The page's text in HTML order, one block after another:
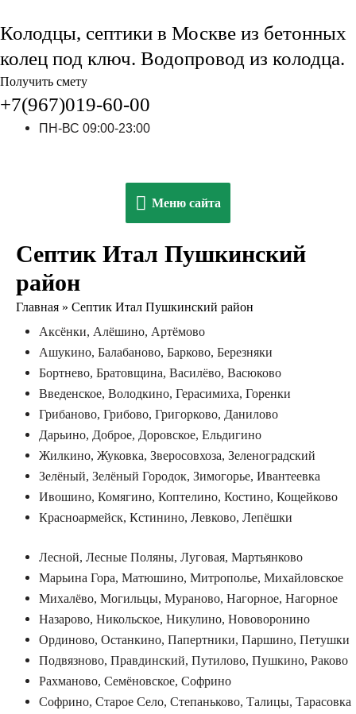
Колодцы, септики в Москве из бетонных
колец под ключ. Водопровод из колодца.
Получить смету
+7(967)019-60-00
ПН-ВС 09:00-23:00
Меню
Меню сайта
Септик Итал Пушкинский
район
Главная » Септик Итал Пушкинский район
Аксёнки, Алёшино, Артёмово
Ашукино, Балабаново, Барково, Березняки
Бортнево, Братовщина, Василёво, Васюково
Введенское, Володкино, Герасимиха, Горенки
Грибаново, Грибово, Григорково, Данилово
Дарьино, Доброе, Доровское, Ельдигино
Жилкино, Жуковка, Зверосовхоза, Зеленоградский
Зелёный, Зелёный Городок, Зимогорье, Ивантеевка
Ивошино, Комягино, Коптелино, Костино, Кощейково
Красноармейск, Кстинино, Левково, Лепёшки
Лесной, Лесные Поляны, Луговая, Мартьянково
Марьина Гора, Матюшино, Митрополье, Михайловское
Михалёво, Могильцы, Мураново, Нагорное, Нагорное
Назарово, Никольское, Никулино, Нововоронино
Ординово, Останкино, Папертники, Паршино, Петушки
Подвязново, Правдинский, Путилово, Пушкино, Раково
Рахманово, Семёновское, Софрино
Софрино, Старое Село, Степаньково, Талицы, Тарасовка